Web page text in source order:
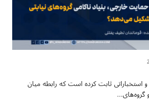
و استخباراتی ثابت کرده است که رابطه میان
گروه‌های…